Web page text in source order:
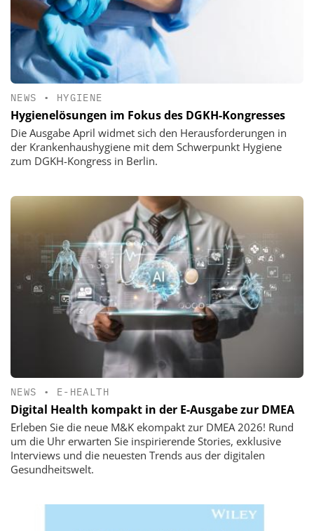
NEWS • HYGIENE
Hygienelösungen im Fokus des DGKH-Kongresses
Die Ausgabe April widmet sich den Herausforderungen in
der Krankenhaushygiene mit dem Schwerpunkt Hygiene
zum DGKH-Kongress in Berlin.
NEWS • E-HEALTH
Digital Health kompakt in der E-Ausgabe zur DMEA
Erleben Sie die neue M&K ekompakt zur DMEA 2026! Rund
um die Uhr erwarten Sie inspirierende Stories, exklusive
Interviews und die neuesten Trends aus der digitalen
Gesundheitswelt.